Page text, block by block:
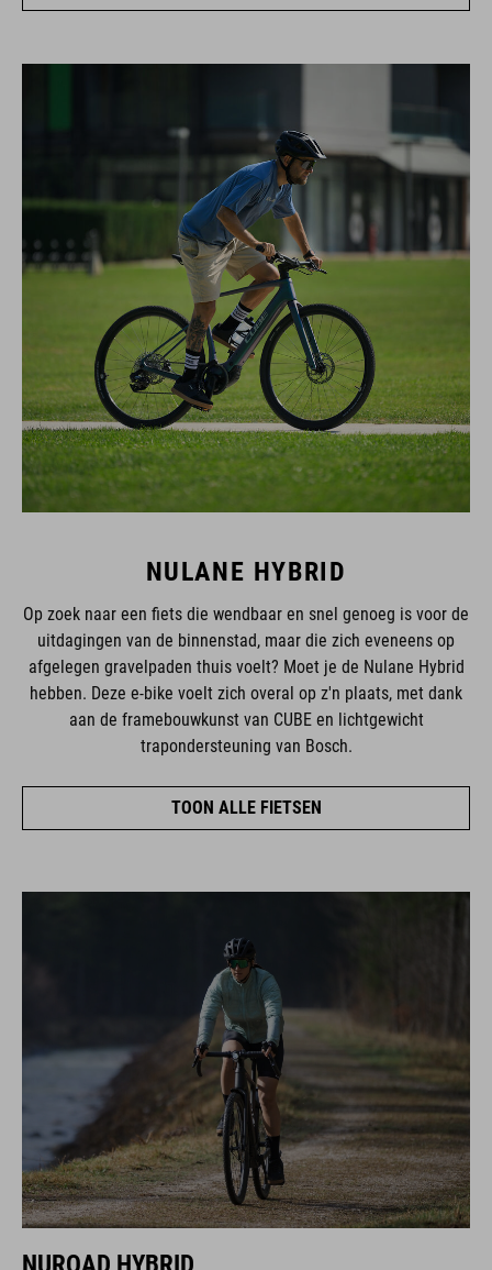
NULANE HYBRID
Op zoek naar een fiets die wendbaar en snel genoeg is voor de
uitdagingen van de binnenstad, maar die zich eveneens op
afgelegen gravelpaden thuis voelt? Moet je de Nulane Hybrid
hebben. Deze e-bike voelt zich overal op z'n plaats, met dank
aan de framebouwkunst van CUBE en lichtgewicht
trapondersteuning van Bosch.
TOON ALLE FIETSEN